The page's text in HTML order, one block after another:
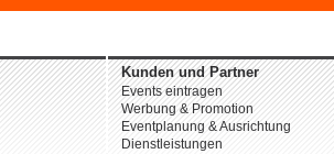
Kunden und Partner
Events eintragen
Werbung & Promotion
Eventplanung & Ausrichtung
Dienstleistungen